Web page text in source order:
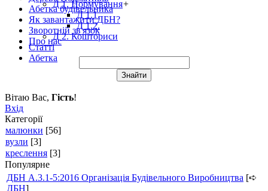
Д 1. Нормування+
Д 1.1.
Д 1.2.
Д 2. Кошториси
Статті
Абетка
Абетка будівельника
Як завантажити ДБН?
Зворотній зв'язок
Про нас
Вітаю Вас, Гість!
Вхід
Категорії
малюнки [56]
вузли [3]
креслення [3]
Популярне
ДБН А.3.1-5:2016 Організація Будівельного Виробництва [➪
ДБН]